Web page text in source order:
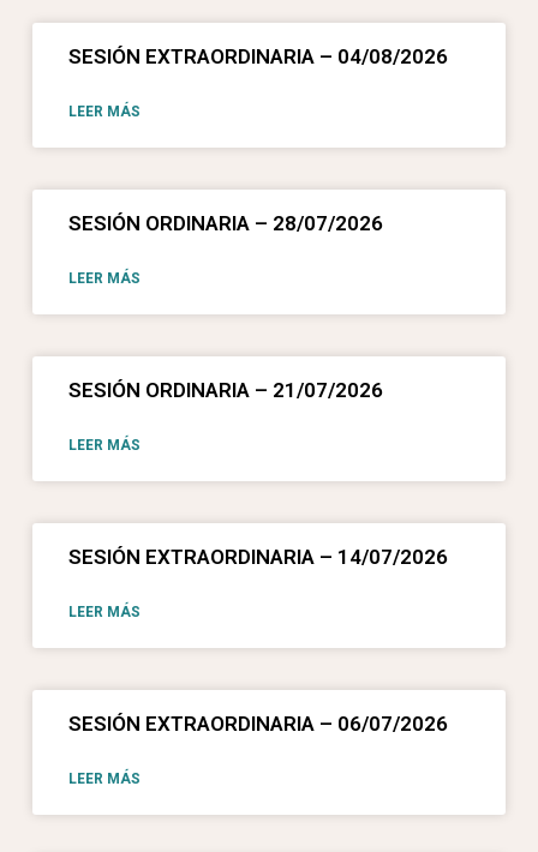
SESIÓN EXTRAORDINARIA – 04/08/2026
LEER MÁS
SESIÓN ORDINARIA – 28/07/2026
LEER MÁS
SESIÓN ORDINARIA – 21/07/2026
LEER MÁS
SESIÓN EXTRAORDINARIA – 14/07/2026
LEER MÁS
SESIÓN EXTRAORDINARIA – 06/07/2026
LEER MÁS